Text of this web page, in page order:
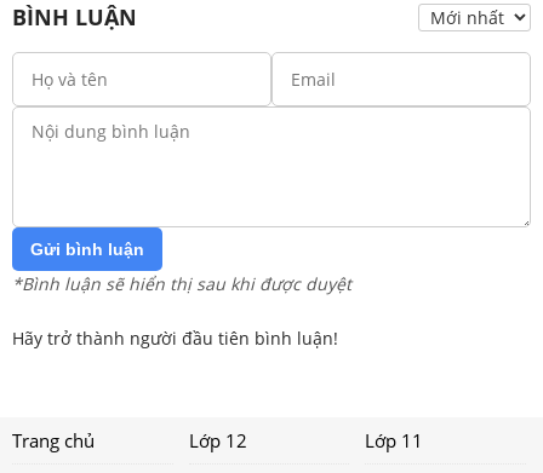
BÌNH LUẬN
Gửi bình luận
*Bình luận sẽ hiển thị sau khi được duyệt
Hãy trở thành người đầu tiên bình luận!
Trang chủ Lớp 12
Lớp 11